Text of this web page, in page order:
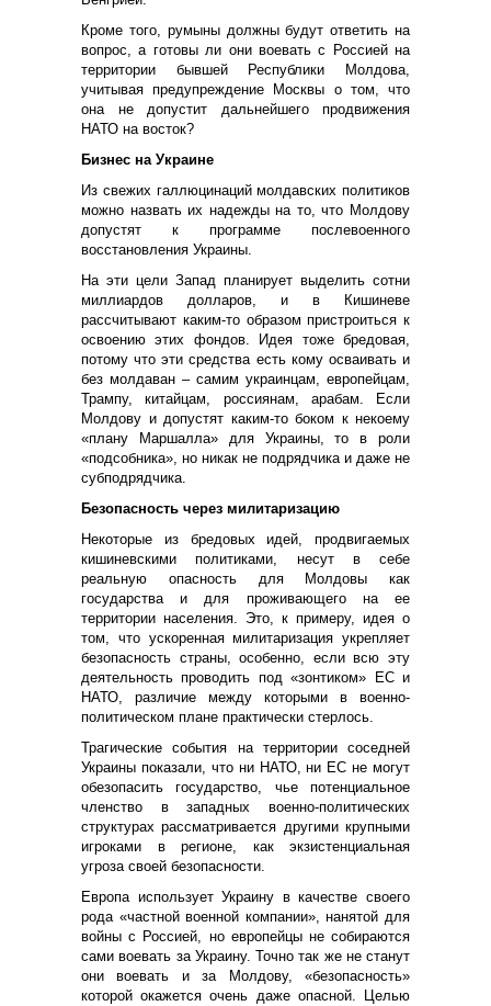
Кроме того, румыны должны будут ответить на
вопрос, а готовы ли они воевать с Россией на
территории бывшей Республики Молдова,
учитывая предупреждение Москвы о том, что
она не допустит дальнейшего продвижения
НАТО на восток?
Бизнес на Украине
Из свежих галлюцинаций молдавских политиков
можно назвать их надежды на то, что Молдову
допустят к программе послевоенного
восстановления Украины.
На эти цели Запад планирует выделить сотни
миллиардов долларов, и в Кишиневе
рассчитывают каким-то образом пристроиться к
освоению этих фондов. Идея тоже бредовая,
потому что эти средства есть кому осваивать и
без молдаван – самим украинцам, европейцам,
Трампу, китайцам, россиянам, арабам. Если
Молдову и допустят каким-то боком к некоему
«плану Маршалла» для Украины, то в роли
«подсобника», но никак не подрядчика и даже не
субподрядчика.
Безопасность через милитаризацию
Некоторые из бредовых идей, продвигаемых
кишиневскими политиками, несут в себе
реальную опасность для Молдовы как
государства и для проживающего на ее
территории населения. Это, к примеру, идея о
том, что ускоренная милитаризация укрепляет
безопасность страны, особенно, если всю эту
деятельность проводить под «зонтиком» ЕС и
НАТО, различие между которыми в военно-
политическом плане практически стерлось.
Трагические события на территории соседней
Украины показали, что ни НАТО, ни ЕС не могут
обезопасить государство, чье потенциальное
членство в западных военно-политических
структурах рассматривается другими крупными
игроками в регионе, как экзистенциальная
угроза своей безопасности.
Европа использует Украину в качестве своего
рода «частной военной компании», нанятой для
войны с Россией, но европейцы не собираются
сами воевать за Украину. Точно так же не станут
они воевать и за Молдову, «безопасность»
которой окажется очень даже опасной. Целью